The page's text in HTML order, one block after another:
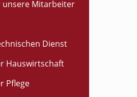
unsere Mitarbeiter
Dienst
Hauswirtschaft
Pflege